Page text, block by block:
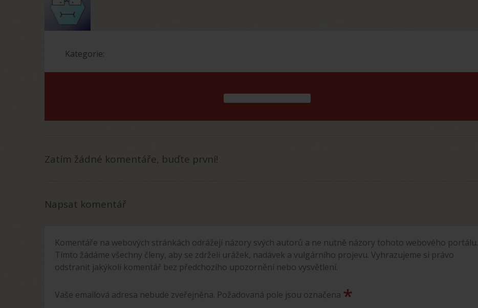
Kategorie:
Zatím žádné komentáře, buďte první!
Napsat komentář
Komentáře na webových stránkách odrážejí názory svých autorů a ne nutně názory tohoto webového portálu.
Tímto žádáme všechny členy, aby se zdrželi urážek, nadávek a vulgárního projevu. Vyhrazujeme si právo
odstranit jakýkoli komentář bez předchozího upozornění nebo vysvětlení.
Vaše emailová adresa nebude zveřejněna. Požadovaná pole jsou označena *